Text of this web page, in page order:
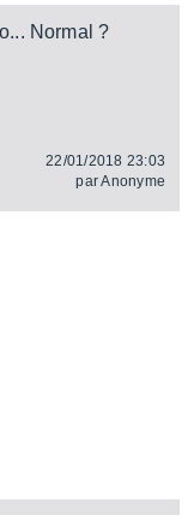
Normal ?
22/01/2018 23:03
parAnonyme